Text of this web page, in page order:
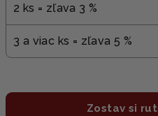
2 ks = zľava 3 %
3 a viac ks = zľava 5 %
Zostav si